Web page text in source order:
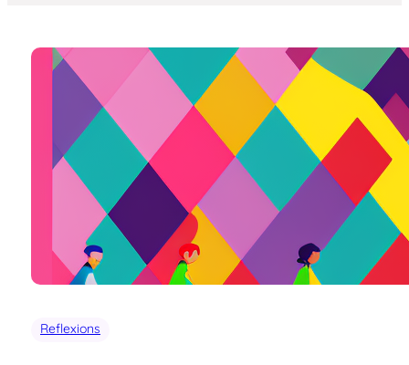
Reflexions